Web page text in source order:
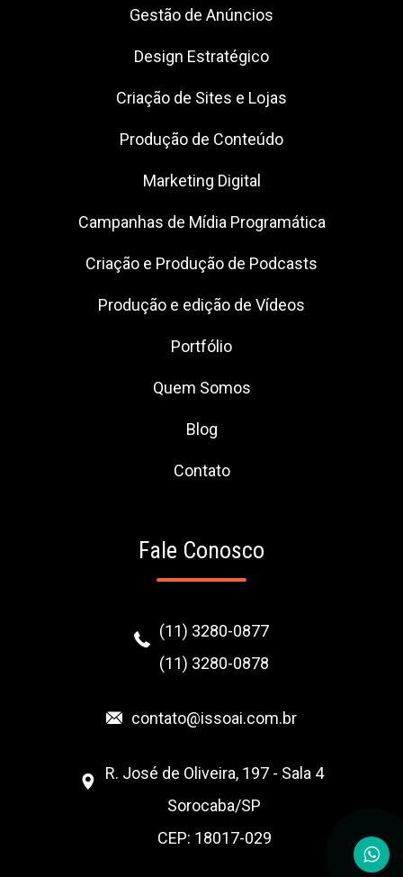
Gestão de Anúncios
Design Estratégico
Criação de Sites e Lojas
Produção de Conteúdo
Marketing Digital
Campanhas de Mídia Programática
Criação e Produção de Podcasts
Produção e edição de Vídeos
Portfólio
Quem Somos
Blog
Contato
Fale Conosco
(11) 3280-0877
(11) 3280-0878
contato@issoai.com.br
R. José de Oliveira, 197 - Sala 4
Sorocaba/SP
CEP: 18017-029